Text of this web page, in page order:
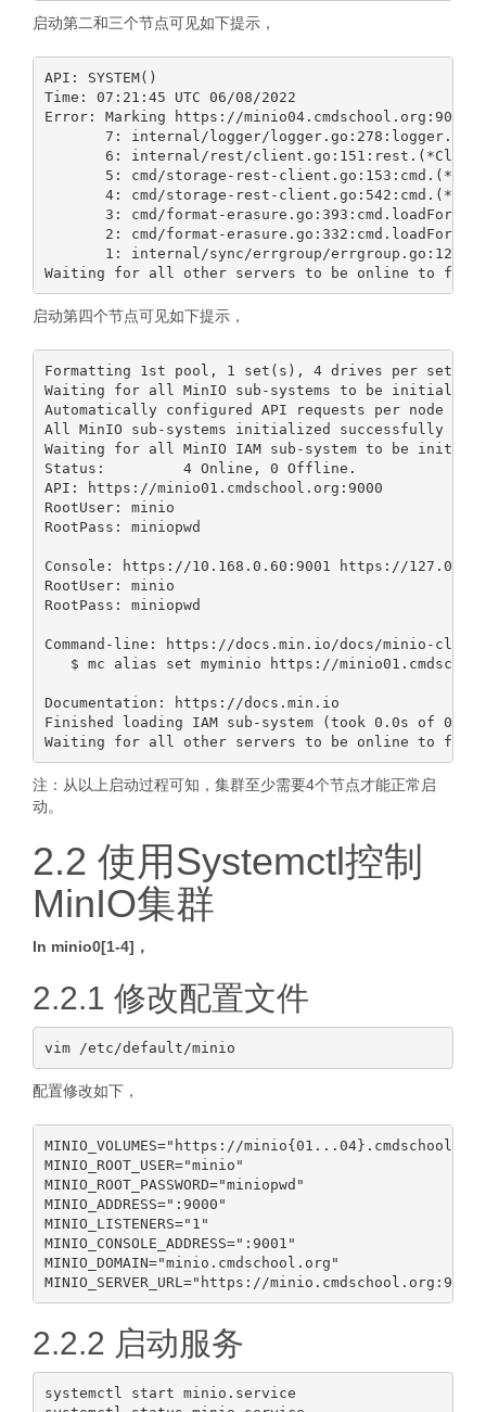
启动第二和三个节点可见如下提示，
API: SYSTEM()
Time: 07:21:45 UTC 06/08/2022
Error: Marking https://
7: internal/logger/
6: internal/rest/
5: cmd/storage-rest-
4: cmd/storage-rest-
3: cmd/format-
2: cmd/format-
1: internal/sync/errgroup/
启动第四个节点可见如下提示，
Formatting 1st pool, 1 set(s), 4 drives per set.
Waiting for all MinIO sub-systems to be
Automatically configured API requests per node
All MinIO sub-systems initialized successfully in
Waiting for all MinIO IAM sub-system to be
Status:         4 Online, 0 Offline.
API: https://minio01.cmdschool.org:9000
RootUser: minio
RootPass: miniopwd
Console: https://10.168.0.60:9001 https://
RootUser: minio
RootPass: miniopwd
Command-line: https://docs.min.io/docs/minio-
$ mc alias set myminio https://
Documentation: https://docs.min.io
Finished loading IAM sub-system (took 0.0s of
注：从以上启动过程可知，集群至少需要4个节点才能正常启
动。
2.2 使用Systemctl控制
MinIO集群
In minio0[1-4]，
2.2.1 修改配置文件
配置修改如下，
MINIO_VOLUMES="https://
MINIO_ROOT_USER="minio"
MINIO_ROOT_PASSWORD="miniopwd"
MINIO_ADDRESS=":9000"
MINIO_LISTENERS="1"
MINIO_CONSOLE_ADDRESS=":9001"
MINIO_DOMAIN="minio.cmdschool.org"
2.2.2 启动服务
systemctl start minio.service